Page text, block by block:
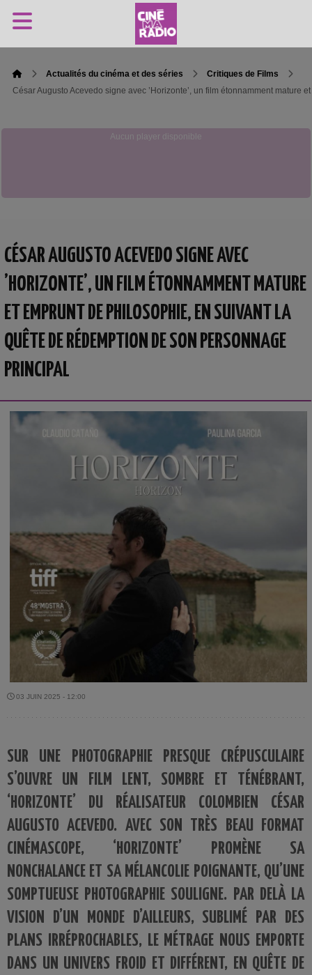
Actualités du cinéma et des séries
Critiques de Films
César Augusto Acevedo signe avec ’Horizonte’, un film étonnamment
Aucun player disponible
CÉSAR AUGUSTO ACEVEDO SIGNE AVEC
’HORIZONTE’, UN FILM ÉTONNAMMENT MATURE
ET EMPRUNT DE PHILOSOPHIE, EN SUIVANT LA
QUÊTE DE RÉDEMPTION DE SON PERSONNAGE
PRINCIPAL
03 JUIN 2025 - 12:00
SUR UNE PHOTOGRAPHIE PRESQUE CRÉPUSCULAIRE
S’OUVRE UN FILM LENT, SOMBRE ET TÉNÉBRANT,
‘HORIZONTE’ DU RÉALISATEUR COLOMBIEN CÉSAR
AUGUSTO ACEVEDO. AVEC SON TRÈS BEAU FORMAT
CINÉMASCOPE, ‘HORIZONTE’ PROMÈNE SA
NONCHALANCE ET SA MÉLANCOLIE POIGNANTE, QU’UNE
SOMPTUEUSE PHOTOGRAPHIE SOULIGNE. PAR DELÀ LA
VISION D’UN MONDE D’AILLEURS, SUBLIMÉ PAR DES
PLANS IRRÉPROCHABLES, LE MÉTRAGE NOUS EMPORTE
DANS UN UNIVERS FROID ET DIFFÉRENT, EN QUÊTE DE